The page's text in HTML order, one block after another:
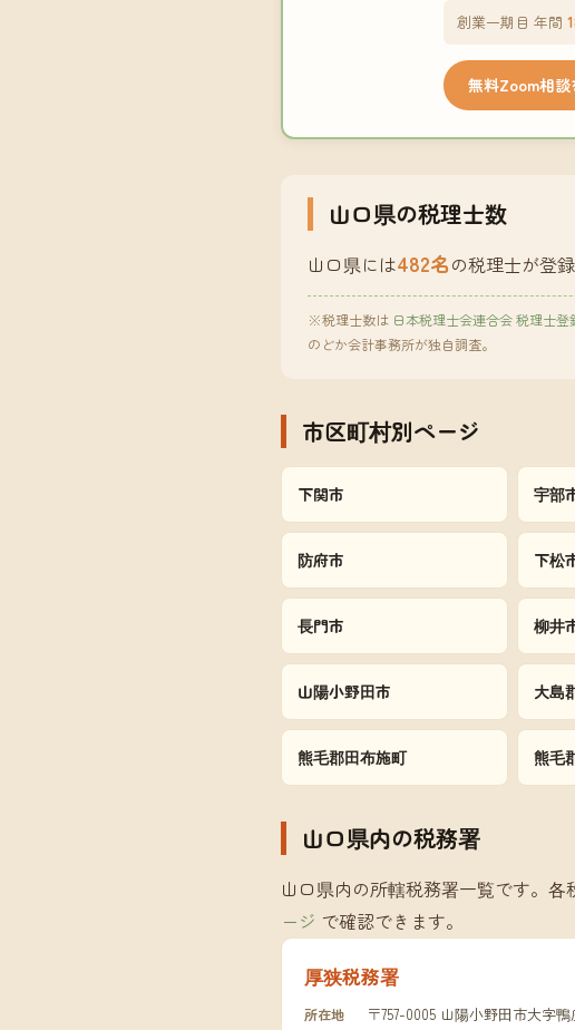
創業一期目 年間
無料Zoom相談
山口県の税理士数
山口県には482名の税理士が登
※税理士数は 日本税理士会連合会 税理士登
のどか会計事務所が独自調査。
市区町村別ページ
下関市 宇部
防府市 下松
長門市 柳井
山陽小野田市 大島
熊毛郡田布施町 熊毛
山口県内の税務署
山口県内の所轄税務署一覧です。
ージ で確認できます。
厚狭税務署
所在地 〒757-0005 山陽小野田市大字鴨